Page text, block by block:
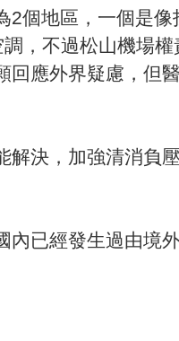
個地區，一個是
，不過松山機場
應外界疑慮，但
決，加強清消負
已經發生過由境